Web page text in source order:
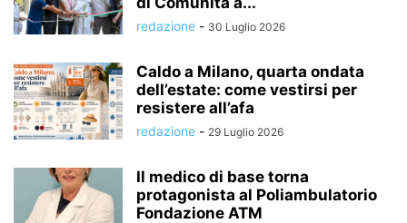
redazione - 30 Luglio 2026
Caldo a Milano, quarta ondata
dell’estate: come vestirsi per
resistere all’afa
redazione - 29 Luglio 2026
Il medico di base torna
protagonista al Poliambulatorio
Fondazione ATM